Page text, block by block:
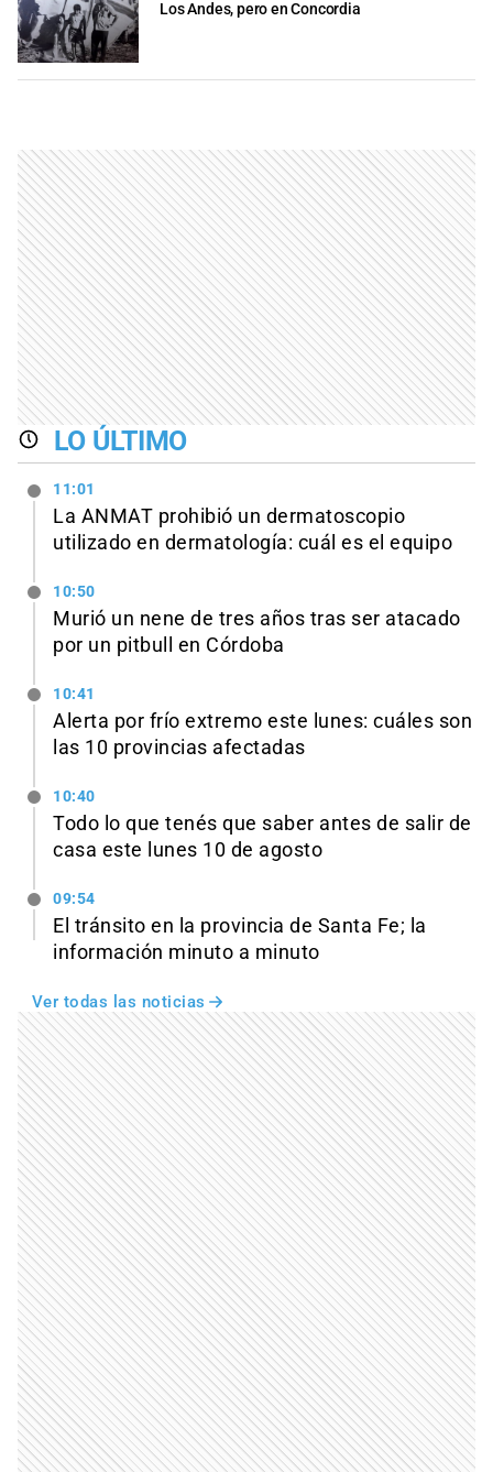
Los Andes, pero en Concordia
LO ÚLTIMO
11:01
La ANMAT prohibió un dermatoscopio
utilizado en dermatología: cuál es el equipo
10:50
Murió un nene de tres años tras ser atacado
por un pitbull en Córdoba
10:41
Alerta por frío extremo este lunes: cuáles son
las 10 provincias afectadas
10:40
Todo lo que tenés que saber antes de salir de
casa este lunes 10 de agosto
09:54
El tránsito en la provincia de Santa Fe; la
información minuto a minuto
Ver todas las noticias